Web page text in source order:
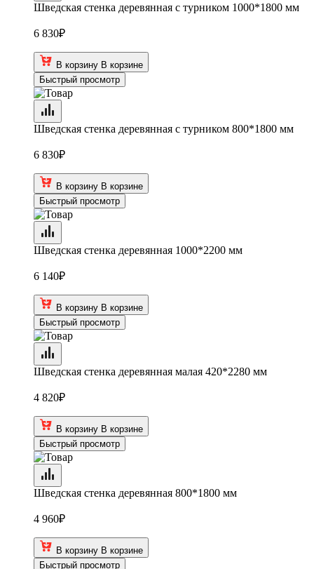
Шведская стенка деревянная с турником 1000*1800 мм
6 830₽
В корзину В корзине
Быстрый просмотр
Шведская стенка деревянная с турником 800*1800 мм
6 830₽
В корзину В корзине
Быстрый просмотр
Шведская стенка деревянная 1000*2200 мм
6 140₽
В корзину В корзине
Быстрый просмотр
Шведская стенка деревянная малая 420*2280 мм
4 820₽
В корзину В корзине
Быстрый просмотр
Шведская стенка деревянная 800*1800 мм
4 960₽
В корзину В корзине
Быстрый просмотр